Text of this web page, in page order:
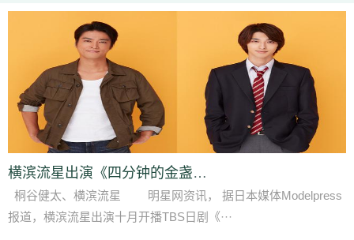
横滨流星出演《四分钟的金盏菊》 与菜菜绪桐谷
桐谷健太、横滨流星 明星网资讯， 据日本媒体Modelpress
报道，横滨流星出演十月开播TBS日剧《···